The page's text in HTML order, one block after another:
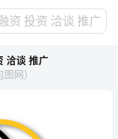
资 投资 洽谈 推广
洽谈 推广
图网）